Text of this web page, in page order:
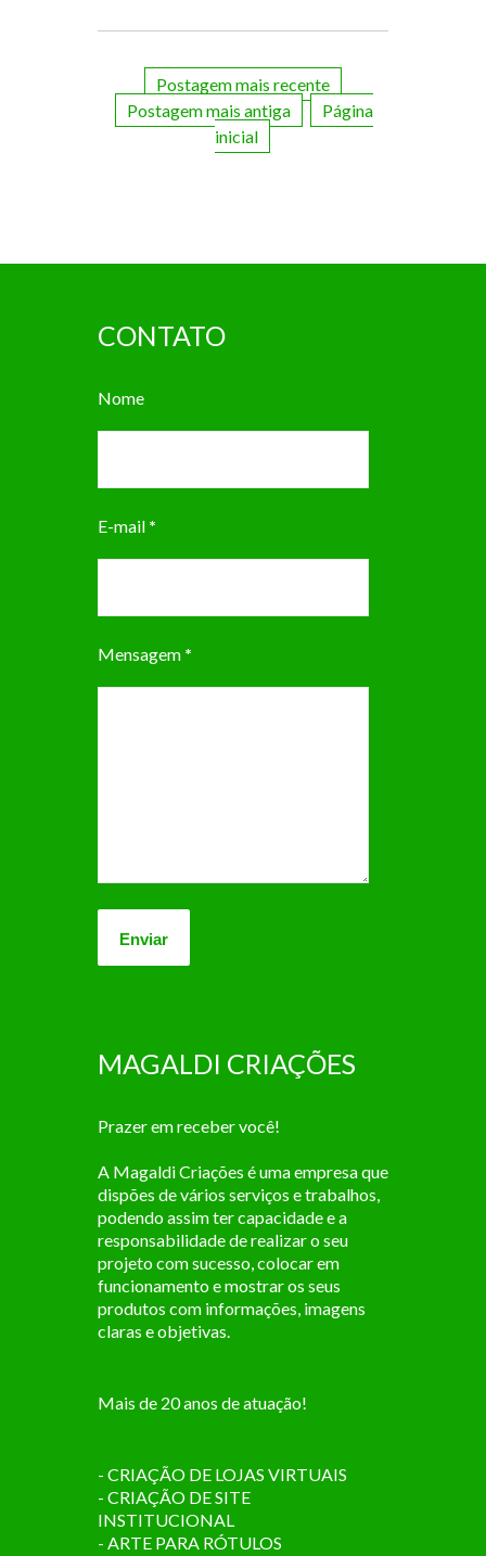
Postagem mais recente
Postagem mais antiga
Página
inicial
CONTATO
Nome
E-mail *
Mensagem *
MAGALDI CRIAÇÕES
Prazer em receber você!
A Magaldi Criações é uma empresa que
dispões de vários serviços e trabalhos,
podendo assim ter capacidade e a
responsabilidade de realizar o seu
projeto com sucesso, colocar em
funcionamento e mostrar os seus
produtos com informações, imagens
claras e objetivas.
Mais de 20 anos de atuação!
- CRIAÇÃO DE LOJAS VIRTUAIS
- CRIAÇÃO DE SITE
INSTITUCIONAL
- ARTE PARA RÓTULOS